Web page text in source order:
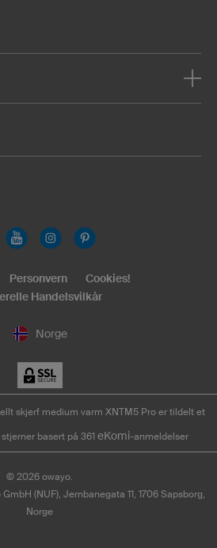
Norge
Personvern
Cookies!
Handelsvilkår
skjerf medium varm XNTM5 Pro er tildelt et
basert på 361 eKomi-anmeldelser
© 2026 owayo.
GmbH (NUF), Jernbanegata 11, 1706 Sapsborg,
Norge